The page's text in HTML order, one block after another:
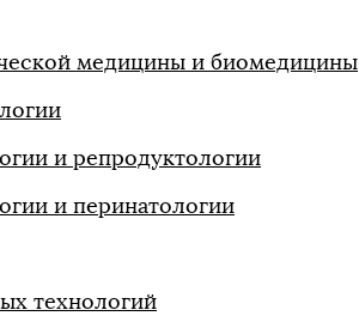
медицины и биомедицины
и репродуктологии
и перинатологии
технологий